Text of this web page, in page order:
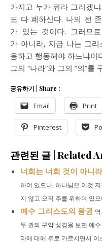
가지고 누가 뭐라 그러겠
도 다 폐하신다. 나의 전
가 있는 것이다. 그러므
가 아니라, 지금 나는 그
응하고 행동해야 하느냐이
그의 “나라”와 그의 “의”를
공유하기 | Share :
Email Print
Pinterest
관련된 글 | Related
너희는 너희 것이 아니라
하여 있으나, 하나님은 이것
지 않고 오직 주를 위하여 있
예수 그리스도의 왕권
두 권의 구약 성경을 보면 예
라에 대해 주로 가르치면서